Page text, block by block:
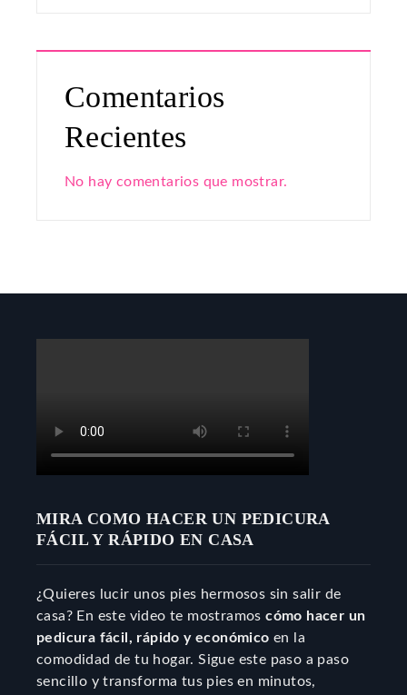
Comentarios
Recientes
No hay comentarios que mostrar.
MIRA COMO HACER UN PEDICURA
FÁCIL Y RÁPIDO EN CASA
¿Quieres lucir unos pies hermosos sin salir de
casa? En este video te mostramoscómo hacer un
pedicura fácil, rápido y económico en la
comodidad de tu hogar. Sigue este paso a paso
sencillo y transforma tus pies en minutos,